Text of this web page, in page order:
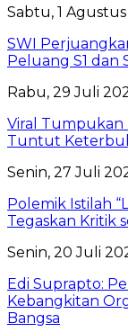
Sabtu, 1
SWI
Peluang S1 dan
Rabu, 29 Juli
Viral Tumpukan
Tuntut
Senin, 27 Juli
Polemik Istilah
Tegaskan Kritik
Senin, 20 Juli
Edi Suprapto:
Kebangkitan
Bangsa